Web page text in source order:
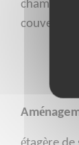
chambre
couverts,
Amé
é è